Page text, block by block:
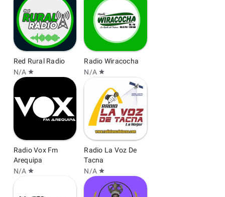
Red Rural Radio
N/A star
Radio Wiracocha
N/A star
Radio Vox Fm
Arequipa
N/A star
Radio La Voz De
Tacna
N/A star